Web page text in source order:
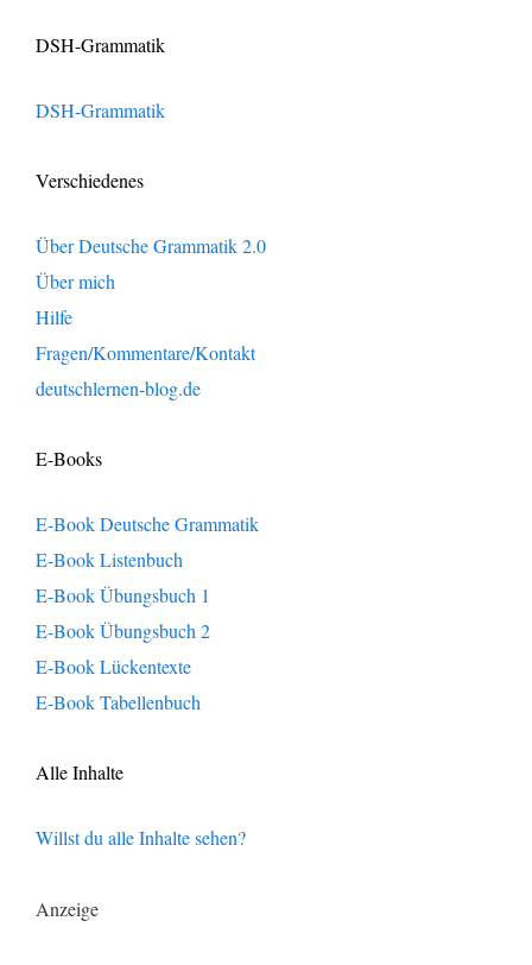
DSH-Grammatik
DSH-Grammatik
Verschiedenes
Über Deutsche Grammatik 2.0
Über mich
Hilfe
Fragen/Kommentare/Kontakt
deutschlernen-blog.de
E-Books
E-Book Deutsche Grammatik
E-Book Listenbuch
E-Book Übungsbuch 1
E-Book Übungsbuch 2
E-Book Lückentexte
E-Book Tabellenbuch
Alle Inhalte
Willst du alle Inhalte sehen?
Anzeige